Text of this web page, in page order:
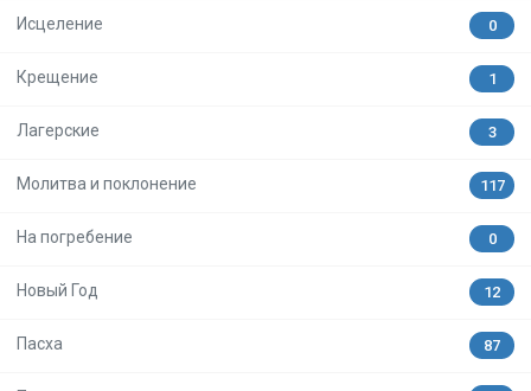
Исцеление 0
Крещение 1
Лагерские 3
Молитва и поклонение 117
На погребение 0
Новый Год 12
Пасха 87